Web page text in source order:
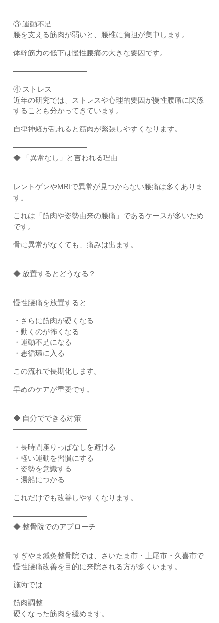
――――――――――
③ 運動不足
腰を支える筋肉が弱いと、腰椎に負担が集中します。
体幹筋力の低下は慢性腰痛の大きな要因です。
――――――――――
④ ストレス
近年の研究では、ストレスや心理的要因が慢性腰痛に関係
することも分かってきています。
自律神経が乱れると筋肉が緊張しやすくなります。
――――――――――
◆ 「異常なし」と言われる理由
――――――――――
レントゲンやMRIで異常が見つからない腰痛は多くありま
す。
これは「筋肉や姿勢由来の腰痛」であるケースが多いため
です。
骨に異常がなくても、痛みは出ます。
――――――――――
◆ 放置するとどうなる？
――――――――――
慢性腰痛を放置すると
・さらに筋肉が硬くなる
・動くのが怖くなる
・運動不足になる
・悪循環に入る
この流れで長期化します。
早めのケアが重要です。
――――――――――
◆ 自分でできる対策
――――――――――
・長時間座りっぱなしを避ける
・軽い運動を習慣にする
・姿勢を意識する
・湯船につかる
これだけでも改善しやすくなります。
――――――――――
◆ 整骨院でのアプローチ
――――――――――
すぎやま鍼灸整骨院では、さいたま市・上尾市・久喜市で
慢性腰痛改善を目的に来院される方が多くいます。
施術では
筋肉調整
硬くなった筋肉を緩めます。